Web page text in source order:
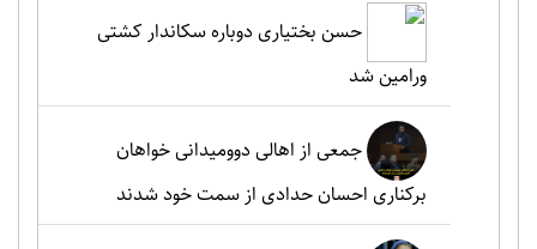
حسن بختیاری دوباره سکاندار کشتی
ورامین شد
جمعی از اهالی دوومیدانی خواهان
برکناری احسان حدادی از سمت خود شدند